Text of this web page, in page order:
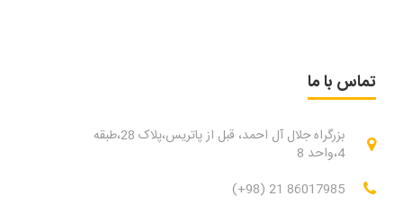
تماس با ما
بزرگراه جلال آل احمد، قبل از پاتریس،پلاک 28،طبقه
4،واحد 8
(+98) 21 86017985